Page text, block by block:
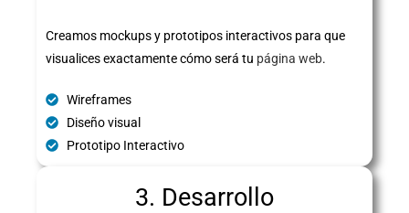
Creamos mockups y prototipos interactivos para que
visualices exactamente cómo será tu página web.
Wireframes
Diseño visual
Prototipo Interactivo
3. Desarrollo